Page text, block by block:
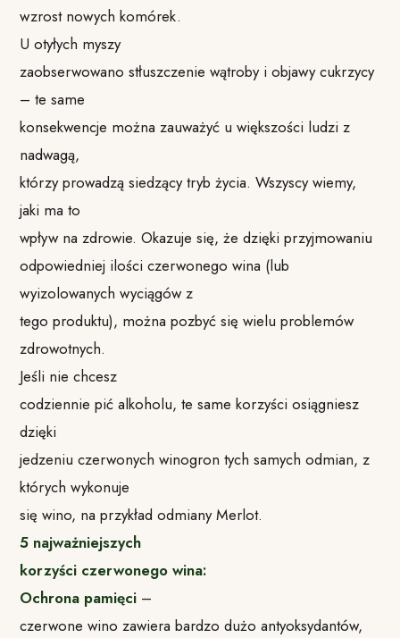
wzrost nowych komórek.
U otyłych myszy
zaobserwowano stłuszczenie wątroby i objawy cukrzycy
– te same
konsekwencje można zauważyć u większości ludzi z
nadwagą,
którzy prowadzą siedzący tryb życia. Wszyscy wiemy,
jaki ma to
wpływ na zdrowie. Okazuje się, że dzięki przyjmowaniu
odpowiedniej ilości czerwonego wina (lub
wyizolowanych wyciągów z
tego produktu), można pozbyć się wielu problemów
zdrowotnych.
Jeśli nie chcesz
codziennie pić alkoholu, te same korzyści osiągniesz
dzięki
jedzeniu czerwonych winogron tych samych odmian, z
których wykonuje
się wino, na przykład odmiany Merlot.
5 najważniejszych
korzyści czerwonego wina:
Ochrona pamięci –
czerwone wino zawiera bardzo dużo antyoksydantów,